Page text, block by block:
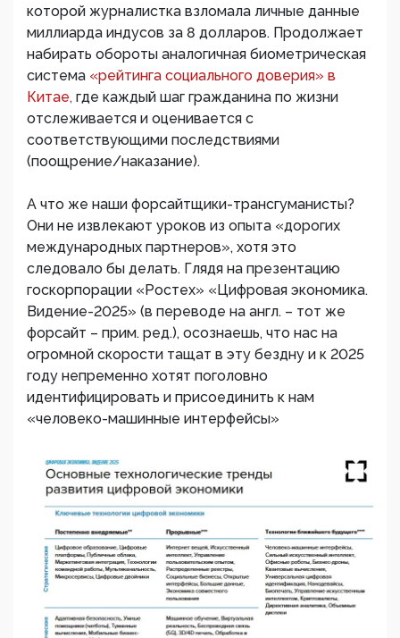
которой журналистка взломала личные данные
миллиарда индусов за 8 долларов. Продолжает
набирать обороты аналогичная биометрическая
система «рейтинга социального доверия» в
Китае, где каждый шаг гражданина по жизни
отслеживается и оценивается с
соответствующими последствиями
(поощрение/наказание).
А что же наши форсайтщики-трансгуманисты?
Они не извлекают уроков из опыта «дорогих
международных партнеров», хотя это
следовало бы делать. Глядя на презентацию
госкорпорации «Ростех» «Цифровая экономика.
Видение-2025» (в переводе на англ. – тот же
форсайт – прим. ред.), осознаешь, что нас на
огромной скорости тащат в эту бездну и к 2025
году непременно хотят поголовно
идентифицировать и присоединить к нам
«человеко-машинные интерфейсы»